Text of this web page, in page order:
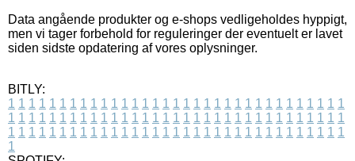
Data angående produkter og e-shops vedligeholdes hyppigt,
men vi tager forbehold for reguleringer der eventuelt er lavet
siden sidste opdatering af vores oplysninger.
BITLY:
1 1 1 1 1 1 1 1 1 1 1 1 1 1 1 1 1 1 1 1 1 1 1 1 1 1 1 1 1 1 1 1 1
1 1 1 1 1 1 1 1 1 1 1 1 1 1 1 1 1 1 1 1 1 1 1 1 1 1 1 1 1 1 1 1 1
1 1 1 1 1 1 1 1 1 1 1 1 1 1 1 1 1 1 1 1 1 1 1 1 1 1 1 1 1 1 1 1 1
1